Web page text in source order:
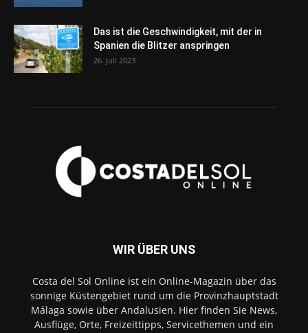
Das ist die Geschwindigkeit, mit der in
Spanien die Blitzer anspringen
26. Juli 2023
WIR ÜBER UNS
Costa del Sol Online ist ein Online-Magazin über das
sonnige Küstengebiet rund um die Provinzhauptstadt
Málaga sowie über Andalusien. Hier finden Sie News,
Ausflüge, Orte, Freizeittipps, Servicethemen und ein